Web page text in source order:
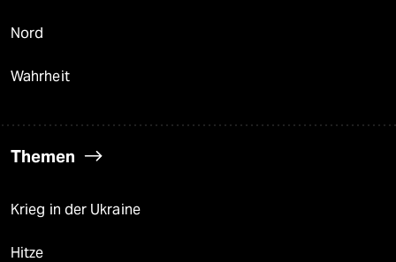
Nord
Wahrheit
Themen
Krieg in der Ukraine
Hitze